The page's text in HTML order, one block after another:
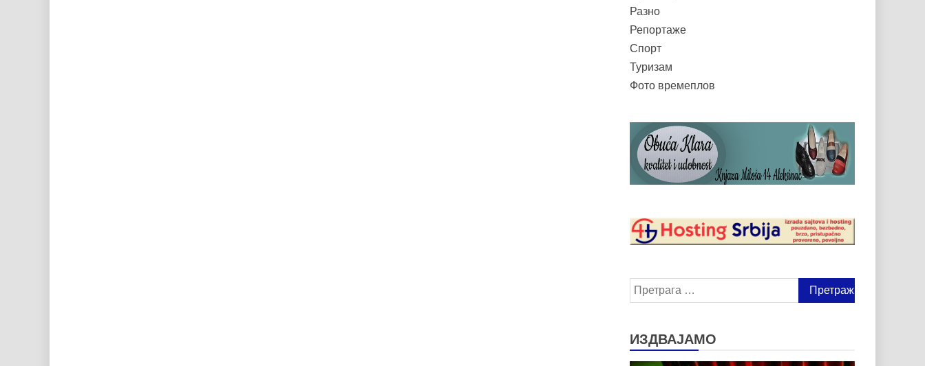
Разно
Репортаже
Спорт
Туризам
Фото времеплов
Претрага
за:
ИЗДВАЈАМО